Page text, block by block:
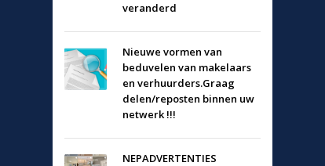
veranderd
Nieuwe vormen van
beduvelen van makelaars
en verhuurders.Graag
delen/reposten binnen uw
netwerk !!!
NEPADVERTENTIES